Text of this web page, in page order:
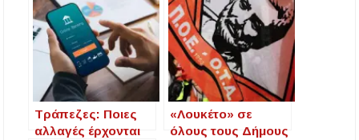
Η ΘΕΙΑ ΜΕΤΑΜΟΡΦΩΣΙΣ ΤΟΥ ΣΩΤΗΡΟΣ
ΗΜΩΝ ΙΗΣΟΥ ΧΡΙΣΤΟΥ ΣΤΟ
ΠΛΑΤΑΝΟΧΩΡΙ ΚΑΙ ΣΤΗ ΣΑΡΑΚΗΝΑ
Υπογράφηκε η σύμβαση για την ενεργειακή
αναβάθμιση του Μουσικού Γυμνασίου Νέας
ΠροποντίδαςΤράπεζες: Ποιες
αλλαγές έρχονται
«Λουκέτο» σε
όλους τους Δήμους